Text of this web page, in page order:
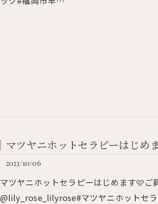
マツヤニホットセラピーはじめ
2023/10/06
マツヤニホットセラピーはじめます🩷
@lily_rose_lilyrose#マツヤニホットセ